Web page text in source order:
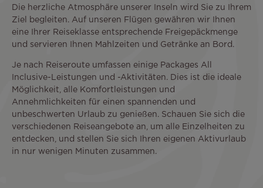
Die herzliche Atmosphäre unserer Inseln wird Sie zu Ihrem
Ziel begleiten. Auf unseren Flügen gewähren wir Ihnen
eine Ihrer Reiseklasse entsprechende Freigepäckmenge
und servieren Ihnen Mahlzeiten und Getränke an Bord.
Je nach Reiseroute umfassen einige Packages All
Inclusive-Leistungen und -Aktivitäten. Dies ist die ideale
Möglichkeit, alle Komfortleistungen und
Annehmlichkeiten für einen spannenden und
unbeschwerten Urlaub zu genießen. Schauen Sie sich die
verschiedenen Reiseangebote an, um alle Einzelheiten zu
entdecken, und stellen Sie sich Ihren eigenen Aktivurlaub
in nur wenigen Minuten zusammen.